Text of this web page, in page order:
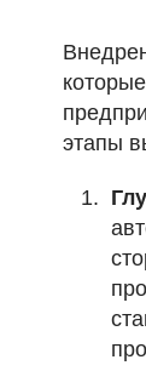
этапы